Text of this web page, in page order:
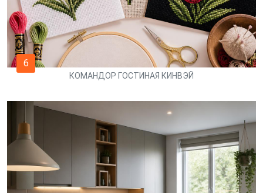
6
КОМАНДОР ГОСТИНАЯ КИНВЭЙ